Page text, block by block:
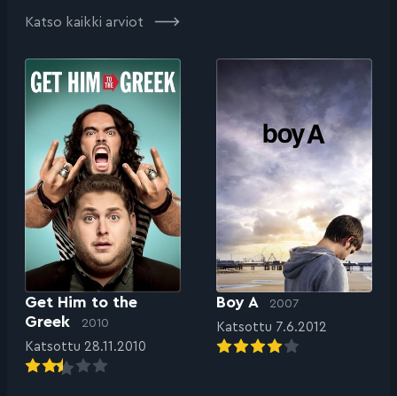
Katso kaikki arviot
Get Him to the
Greek
2010
Katsottu 28.11.2010
Boy A 2007
Katsottu 7.6.2012